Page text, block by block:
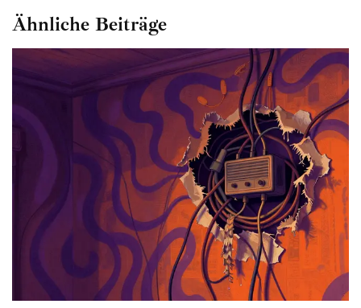
Ähnliche Beiträge